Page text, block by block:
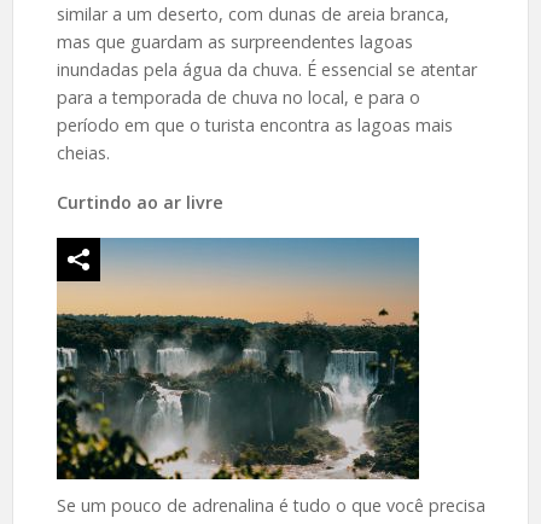
similar a um deserto, com dunas de areia branca,
mas que guardam as surpreendentes lagoas
inundadas pela água da chuva. É essencial se atentar
para a temporada de chuva no local, e para o
período em que o turista encontra as lagoas mais
cheias.
Curtindo ao ar livre
Se um pouco de adrenalina é tudo o que você precisa